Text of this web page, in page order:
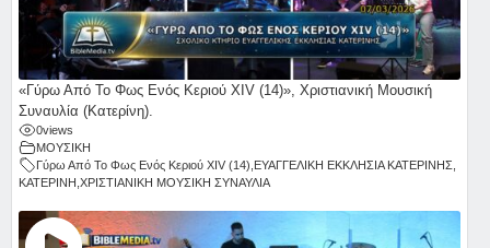
«Γύρω Από Το Φως Ενός Κεριού ΧΙV (14)», Χριστιανική Μουσική
Συναυλία (Κατερίνη).
0views
ΜΟΥΣΙΚΗ
Γύρω Από Το Φως Ενός Κεριού ΧΙV (14) ΕΥΑΓΓΕΛΙΚΗ ΕΚΚΛΗΣΙΑ ΚΑΤΕΡΙΝΗΣ
ΚΑΤΕΡΙΝΗ ΧΡΙΣΤΙΑΝΙΚΗ ΜΟΥΣΙΚΗ ΣΥΝΑΥΛΙΑ